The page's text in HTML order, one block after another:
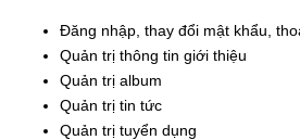
Đăng nhập, thay đổi mật khẩu,
Quản trị thông tin giới thiệu
Quản trị album
Quản trị tin tức
Quản trị tuyển dụng